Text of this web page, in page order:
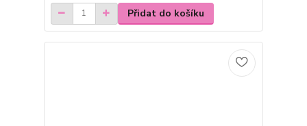
Přidat do košíku